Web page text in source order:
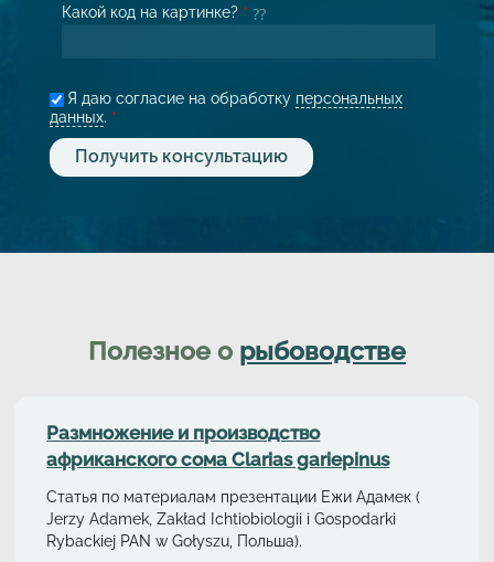
Какой код на картинке? *
Я даю согласие на обработку персональных
данных. *
Полезное о рыбоводстве
Размножение и производство
африканского сома Clarias gariepinus
Статья по материалам презентации Ежи Адамек (
Jerzy Adamek, Zakład Ichtiobiologii i Gospodarki
Rybackiej PAN w Gołyszu, Польша).